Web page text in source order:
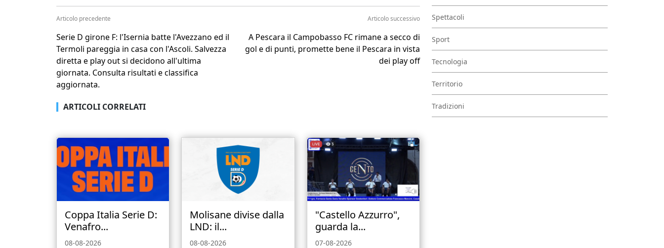
Articolo precedente
Serie D girone F: l'Isernia batte l'Avezzano ed il
Termoli pareggia in casa con l'Ascoli. Salvezza
diretta e play out si decidono all'ultima
giornata. Consulta risultati e classifica
aggiornata.
Articolo successivo
A Pescara il Campobasso FC rimane a secco di
gol e di punti, promette bene il Pescara in vista
dei play off
ARTICOLI CORRELATI
Coppa Italia Serie D:
Venafro...
08-08-2026
Molisane divise dalla
LND: il...
08-08-2026
"Castello Azzurro",
guarda la...
07-08-2026
Spettacoli
Sport
Tecnologia
Territorio
Tradizioni